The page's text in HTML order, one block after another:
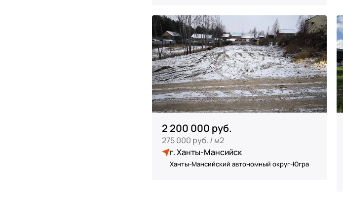
2 200 000 руб.
275 000 руб. / м2
г. Ханты-Мансийск
Ханты-Мансийский автономный округ-Югра